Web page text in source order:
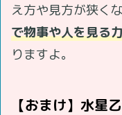
え方や見方が狭く
で物事や人を見る
りますよ。
【おまけ】水星